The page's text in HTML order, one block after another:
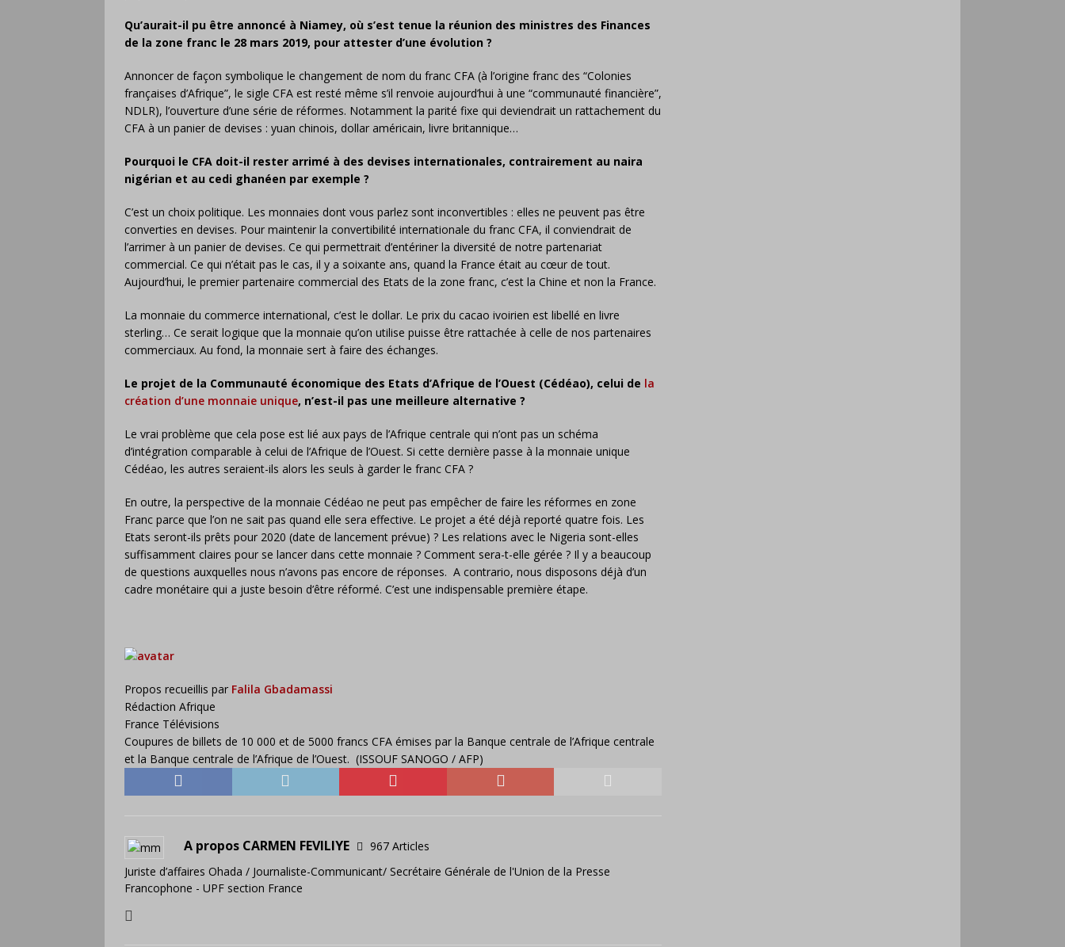
Qu’aurait-il pu être annoncé à Niamey, où s’est tenue la réunion des ministres des Finances
de la zone franc le 28 mars 2019, pour attester d’une évolution ?
Annoncer de façon symbolique le changement de nom du franc CFA (à l’origine franc des “Colonies
françaises d’Afrique”, le sigle CFA est resté même s’il renvoie aujourd’hui à une “communauté financière”,
NDLR), l’ouverture d’une série de réformes. Notamment la parité fixe qui deviendrait un rattachement du
CFA à un panier de devises : yuan chinois, dollar américain, livre britannique…
Pourquoi le CFA doit-il rester arrimé à des devises internationales, contrairement au naira
nigérian et au cedi ghanéen par exemple ?
C’est un choix politique. Les monnaies dont vous parlez sont inconvertibles : elles ne peuvent pas être
converties en devises. Pour maintenir la convertibilité internationale du franc CFA, il conviendrait de
l’arrimer à un panier de devises. Ce qui permettrait d’entériner la diversité de notre partenariat
commercial. Ce qui n’était pas le cas, il y a soixante ans, quand la France était au cœur de tout.
Aujourd’hui, le premier partenaire commercial des Etats de la zone franc, c’est la Chine et non la France.
La monnaie du commerce international, c’est le dollar. Le prix du cacao ivoirien est libellé en livre
sterling… Ce serait logique que la monnaie qu’on utilise puisse être rattachée à celle de nos partenaires
commerciaux. Au fond, la monnaie sert à faire des échanges.
Le projet de la Communauté économique des Etats d’Afrique de l’Ouest (Cédéao), celui de la
création d’une monnaie unique, n’est-il pas une meilleure alternative ?
Le vrai problème que cela pose est lié aux pays de l’Afrique centrale qui n’ont pas un schéma
d’intégration comparable à celui de l’Afrique de l’Ouest. Si cette dernière passe à la monnaie unique
Cédéao, les autres seraient-ils alors les seuls à garder le franc CFA ?
En outre, la perspective de la monnaie Cédéao ne peut pas empêcher de faire les réformes en zone
Franc parce que l’on ne sait pas quand elle sera effective. Le projet a été déjà reporté quatre fois. Les
Etats seront-ils prêts pour 2020 (date de lancement prévue) ? Les relations avec le Nigeria sont-elles
suffisamment claires pour se lancer dans cette monnaie ? Comment sera-t-elle gérée ? Il y a beaucoup
de questions auxquelles nous n’avons pas encore de réponses. A contrario, nous disposons déjà d’un
cadre monétaire qui a juste besoin d’être réformé. C’est une indispensable première étape.
Propos recueillis par Falila Gbadamassi
Rédaction Afrique
France Télévisions
Coupures de billets de 10 000 et de 5000 francs CFA émises par la Banque centrale de l’Afrique centrale
et la Banque centrale de l’Afrique de l’Ouest. (ISSOUF SANOGO / AFP)
A propos CARMEN FEVILIYE
967 Articles
Juriste d’affaires Ohada / Journaliste-Communicant/ Secrétaire Générale de l'Union de la Presse
Francophone - UPF section France